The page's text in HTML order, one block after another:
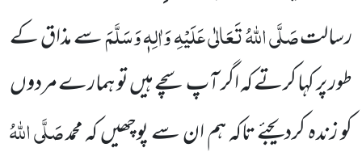
رسالتصَلَّی اللہُ تَعَالٰی عَلَیْہِ وَاٰلِہٖ وَسَلَّمَسے مذاق کے
طور پر کہا کرتے کہ اگر آپ سچے ہیں تو ہمارے مردوں
کو زندہ کردیجئے تاکہ ہم ان سے پوچھیں کہ محمدصَلَّی اللہُ